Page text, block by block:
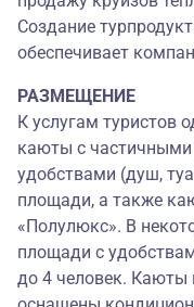
Создание
обеспечивает
РАЗМЕЩЕНИЕ
К услугам туристов
каюты с частичными
удобствами (душ,
площади, а также
«Полулюкс». В
площади с
до 4 человек. Каюты